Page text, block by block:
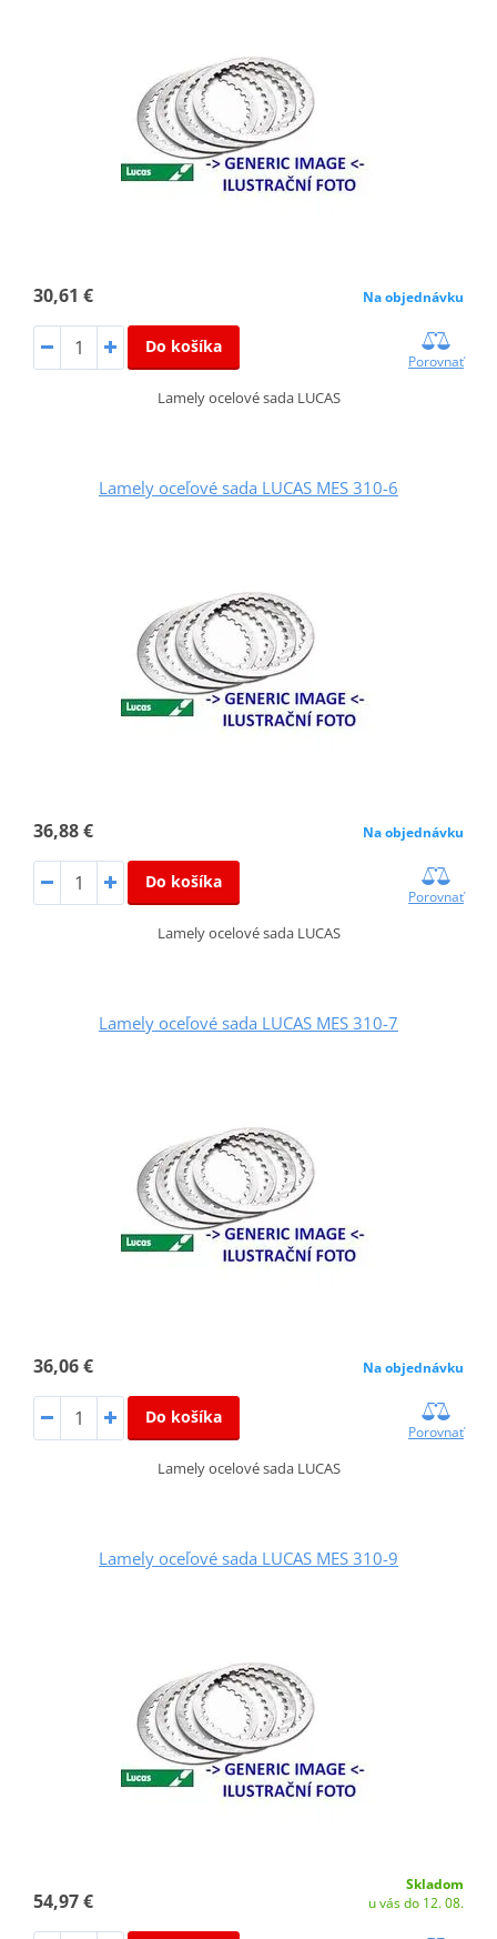
30,61 € Na objednávku
Do košíka
Porovnať
Lamely ocelové sada LUCAS
Lamely oceľové sada LUCAS MES 310-6
36,88 € Na objednávku
Do košíka
Porovnať
Lamely ocelové sada LUCAS
Lamely oceľové sada LUCAS MES 310-7
36,06 € Na objednávku
Do košíka
Porovnať
Lamely ocelové sada LUCAS
Lamely oceľové sada LUCAS MES 310-9
54,97 €
Skladom
u vás do 12. 08.